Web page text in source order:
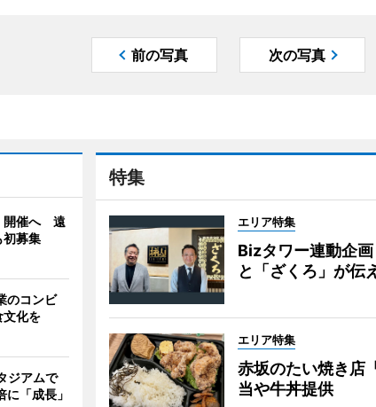
前の写真 次の写真
特集
エリア特集
Bizタワー連動企
と「ざくろ」が伝
エリア特集
赤坂のたい焼き店
当や牛丼提供
開催へ 遠
初募集
のコンビ
化を
ジアムで
「成長」